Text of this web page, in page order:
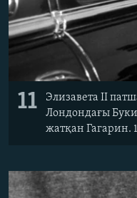
11
Элизавета II
Лондондағы
жатқан Гагарин.